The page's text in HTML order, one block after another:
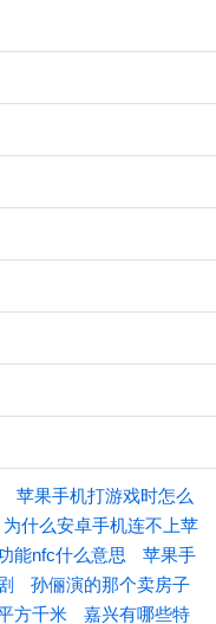
苹果手机打游戏时怎么
为什么安卓手机连不上苹
能nfc什么意思
苹果手
孙俪演的那个卖房子
方千米 嘉兴有哪些特